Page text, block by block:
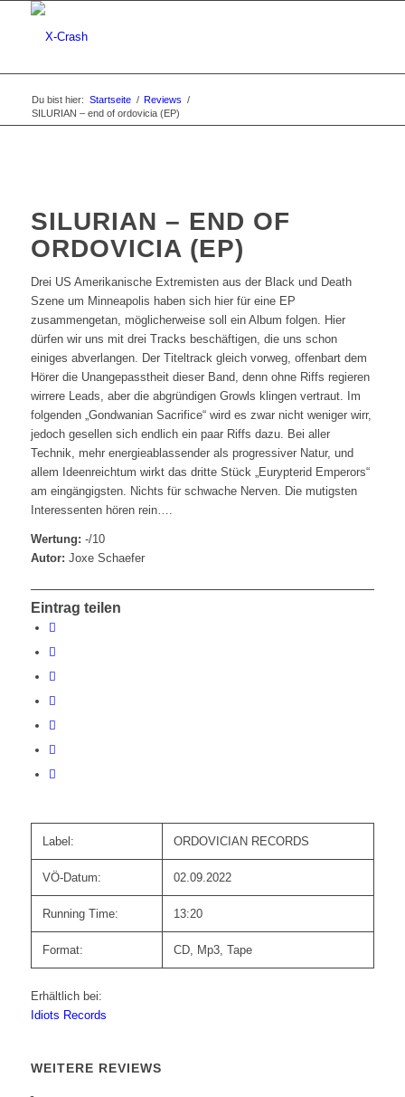
Du bist hier: Startseite / Reviews /
SILURIAN – end of ordovicia (EP)
SILURIAN – END OF
ORDOVICIA (EP)
Drei US Amerikanische Extremisten aus der Black und Death
Szene um Minneapolis haben sich hier für eine EP
zusammengetan, möglicherweise soll ein Album folgen. Hier
dürfen wir uns mit drei Tracks beschäftigen, die uns schon
einiges abverlangen. Der Titeltrack gleich vorweg, offenbart dem
Hörer die Unangepasstheit dieser Band, denn ohne Riffs regieren
wirrere Leads, aber die abgründigen Growls klingen vertraut. Im
folgenden „Gondwanian Sacrifice“ wird es zwar nicht weniger wirr,
jedoch gesellen sich endlich ein paar Riffs dazu. Bei aller
Technik, mehr energieablassender als progressiver Natur, und
allem Ideenreichtum wirkt das dritte Stück „Eurypterid Emperors“
am eingängigsten. Nichts für schwache Nerven. Die mutigsten
Interessenten hören rein….
Wertung: -/10
Autor: Joxe Schaefer
Eintrag teilen
Label: ORDOVICIAN RECORDS
VÖ-Datum: 02.09.2022
Running Time: 13:20
Format: CD, Mp3, Tape
Erhältlich bei:
Idiots Records
WEITERE REVIEWS